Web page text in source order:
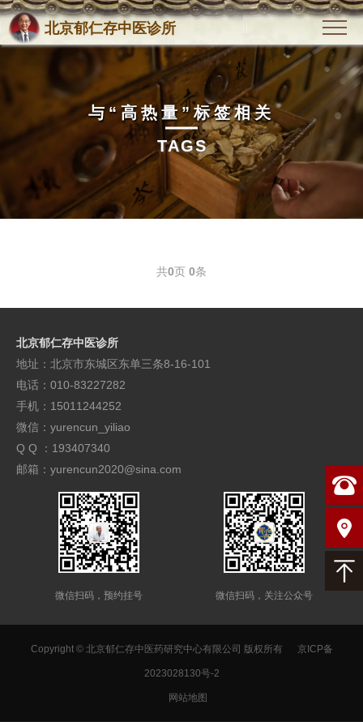
北京郁仁存中医诊所
与“高热量”标签相关
TAGS
共0页 0条
北京郁仁存中医诊所
地址：北京市东城区东单三条8-16-101
电话：010-83227282
手机：15011244252
微信：yurencun_yiliao
Q Q ：193407340
邮箱：yurencun2020@sina.com
微信扫码，预约挂号 微信扫码，关注公众号
Copyright © 北京郁仁存中医药研究中心有限公司 版权所有 京ICP备
2023028130号-2
网站地图